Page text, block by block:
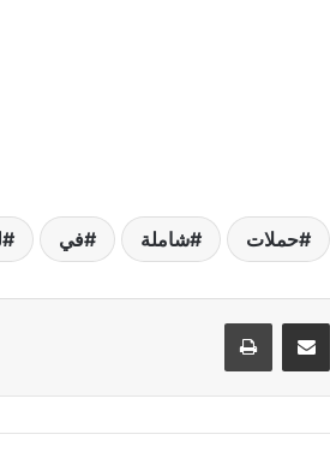
حملات شاملة في
مشاركة عبر البريد طباعة